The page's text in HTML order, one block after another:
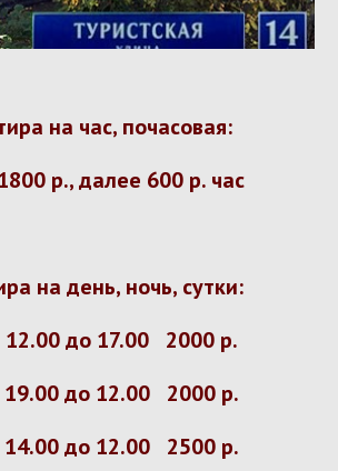
на час, почасовая:
р., далее 600 р. час
на день, ночь, сутки:
12.00 до 17.00 2000 р.
19.00 до 12.00 2000 р.
14.00 до 12.00 2500 р.